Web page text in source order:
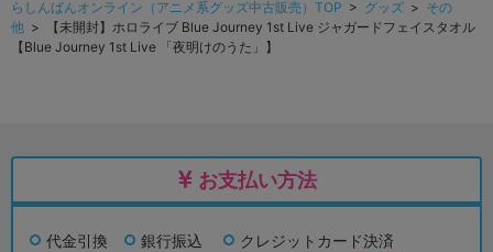
らしんばんオンライン（アニメ系グッズ中古販売）TOP > グッズ > その
他 > 【未開封】ホロライブ Blue Journey 1st Live ジャガードフェイスタオル
【Blue Journey 1st Live 「夜明けのうた」】
お支払い方法
代金引換 銀行振込 クレジットカード決済